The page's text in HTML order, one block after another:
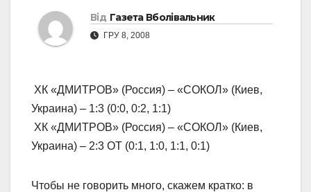
Від Газета Вболівальник
ГРУ 8, 2008
ХК «ДМИТРОВ» (Россия) – «СОКОЛ» (Киев,
Украина) – 1:3 (0:0, 0:2, 1:1)
ХК «ДМИТРОВ» (Россия) – «СОКОЛ» (Киев,
Украина) – 2:3 ОТ (0:1, 1:0, 1:1, 0:1)
Чтобы не говорить много, скажем кратко: в